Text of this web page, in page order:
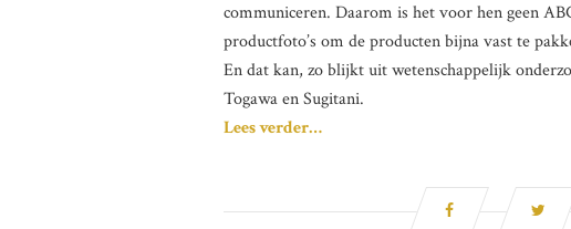
communiceren. Daarom is het voor hen geen
productfoto’s om de producten bijna vast te
En dat kan, zo blijkt uit wetenschappelijk
Togawa en Sugitani.
Lees verder…